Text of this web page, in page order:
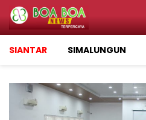
SIANTAR SIMALUNGUN